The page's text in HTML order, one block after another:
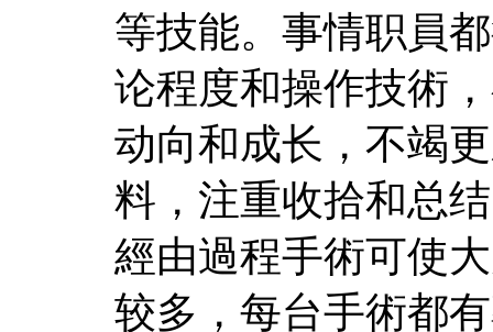
等技能。事情职員
论程度和操作技術
动向和成长，不竭
料，注重收拾和总
經由過程手術可使
较多，每台手術都